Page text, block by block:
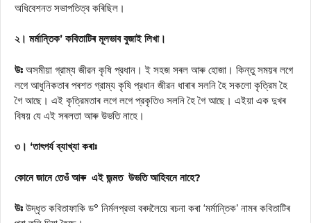
অধিবেশনত সভাপতিত্ব কৰিছিল।
২। মর্মান্তিক’ কবিতাটিৰ মূলভাব বুজাই লিখা।
উঃ অসমীয়া গ্রাম্য জীৱন কৃষি প্রধান। ই সহজ সৰল আৰু হোজা। কিন্তু সময়ৰ লগে
লগে আধুনিকতাৰ পৰশত গ্রাম্য কৃষি প্রধান জীৱন ধাৰাৰ সলনি হৈ সকলো কৃত্রিম হৈ
গৈ আছে। এই কৃত্রিমতাৰ লগে লগে প্রকৃতিও সলনি হৈ গৈ আছে। এইয়া এক দুখৰ
বিষয় যে এই সৰলতা আৰু উভতি নাহে।
৩। ‘তাৎপর্য ব্যাখ্যা কৰাঃ
কোনে জানে তেওঁ আৰু এই জন্মত উভতি আহিবনে নাহে?
উঃ উদ্ধৃত কবিতাফাকি ড° নিৰ্মলপ্রভা বৰদলৈয়ে ৰচনা কৰা ‘মর্মান্তিক’ নামৰ কবিতাটিৰ